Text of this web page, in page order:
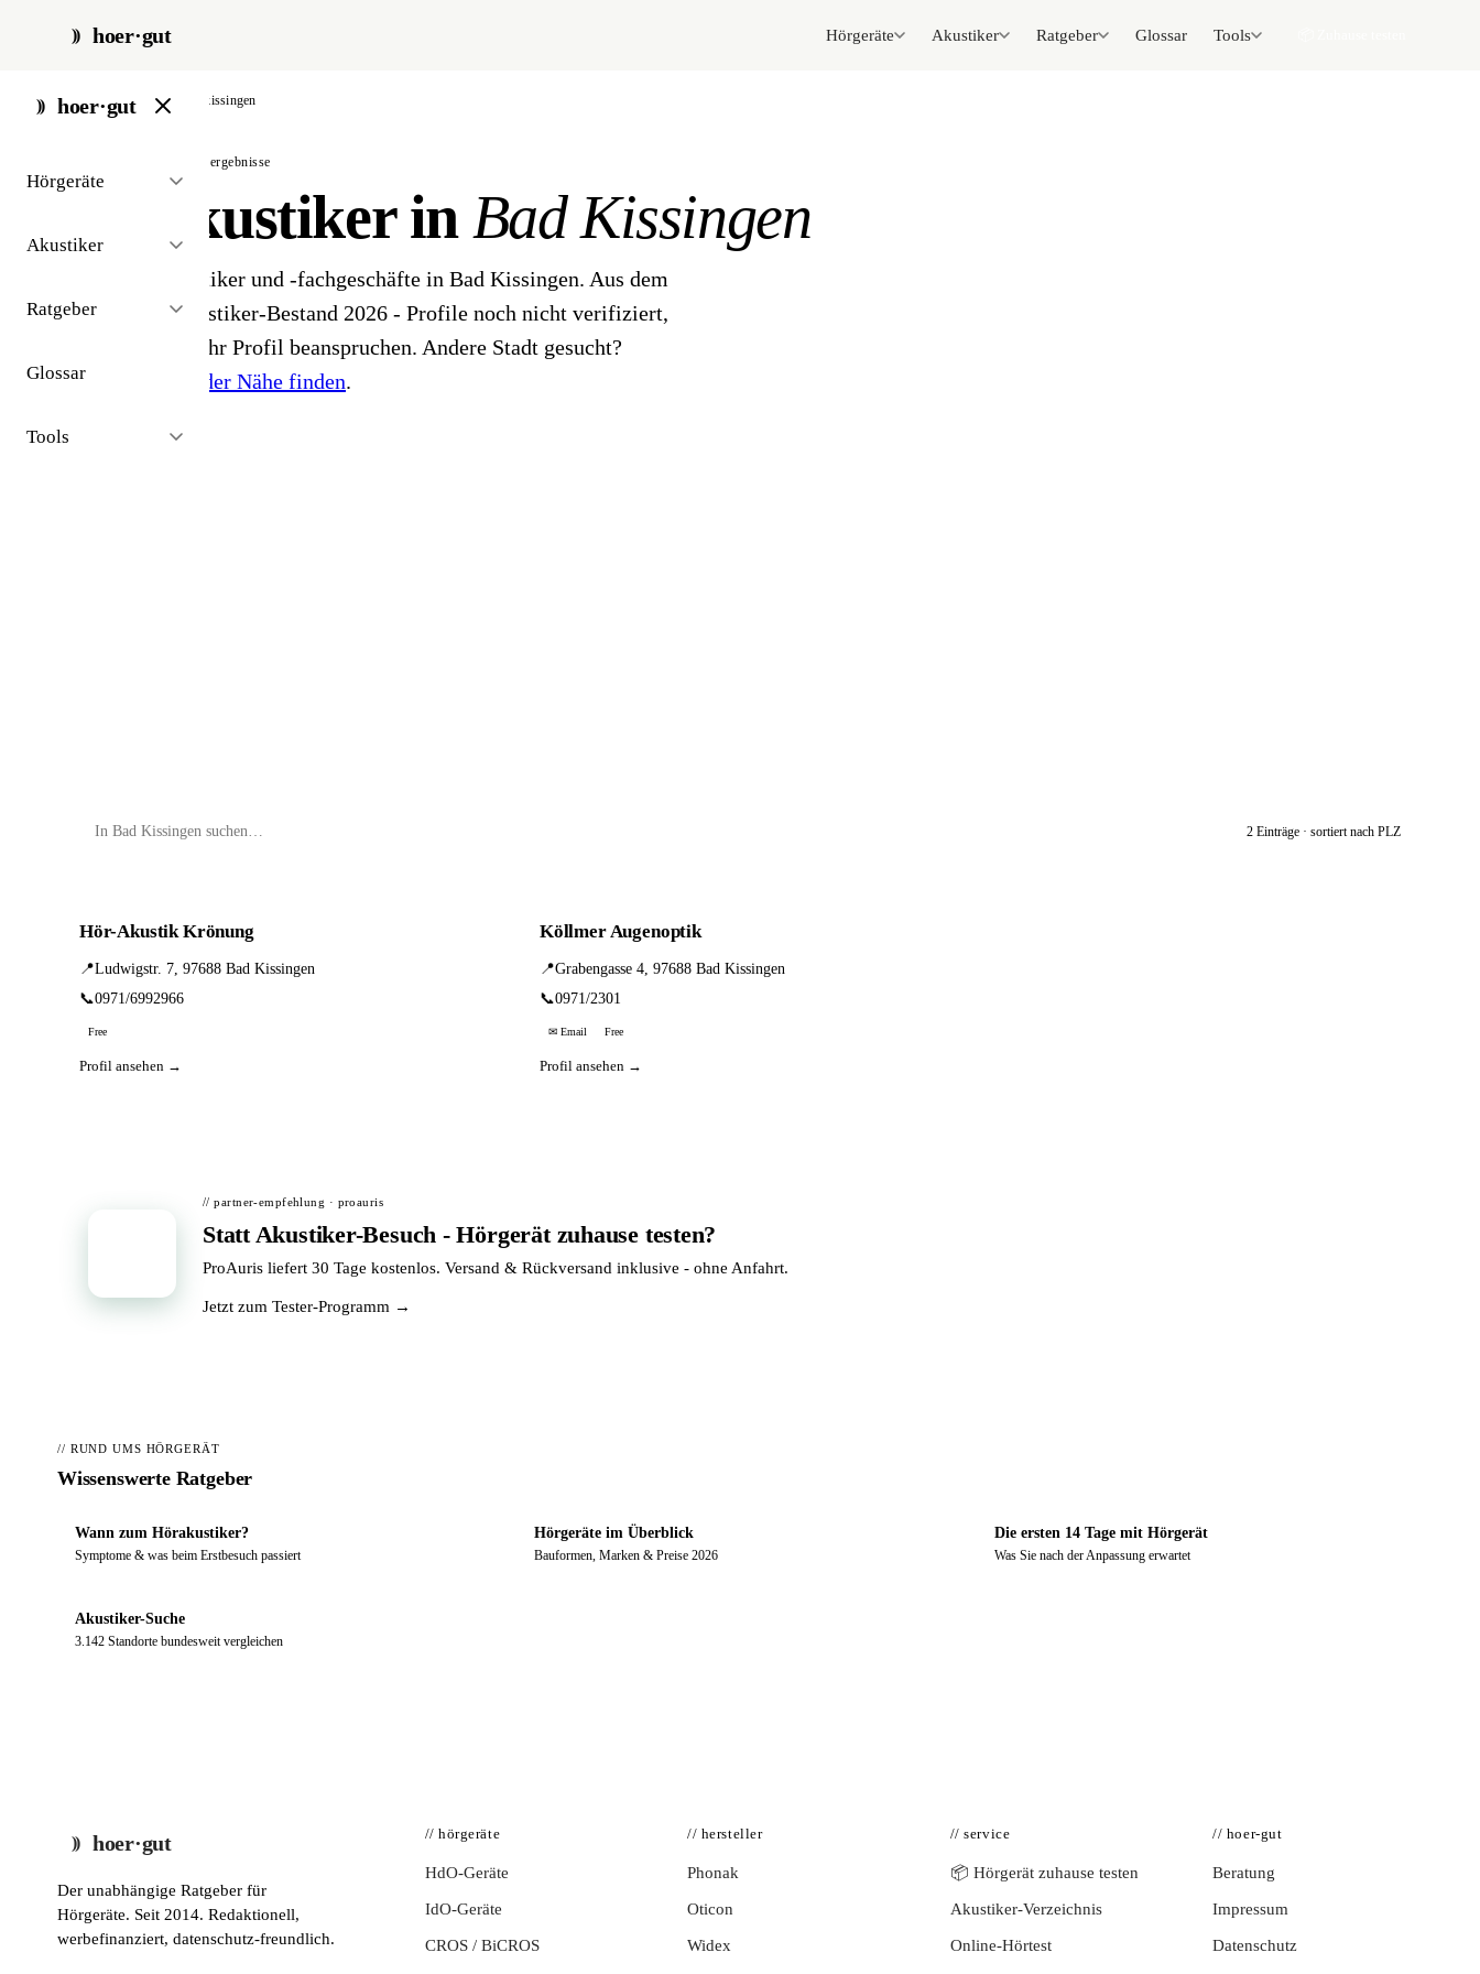
hoer·gut Hörgeräte Akustiker Ratgeber Glossar Tools
hoer·gut
Hörgeräte
Akustiker
Ratgeber
Glossar
Tools
start / akustiker / bad-kissingen
// stadt · bad kissingen · 2 ergebnisse
Hörakustiker inBad Kissingen
2 Hörgeräteakustiker und -fachgeschäfte in Bad Kissingen. Aus dem
öffentlichen Akustiker-Bestand 2026 - Profile noch nicht verifiziert,
Inhaber können ihr Profil beanspruchen. Andere Stadt gesucht?
Hörakustiker in der Nähe finden.
2 Einträge · sortiert nach PLZ
Hör-Akustik Krönung
📍Ludwigstr. 7, 97688 Bad Kissingen
📞0971/6992966
Free
Profil ansehen →
Köllmer Augenoptik
📍Grabengasse 4, 97688 Bad Kissingen
📞0971/2301
✉ Email Free
Profil ansehen →
// partner-empfehlung · proauris
Statt Akustiker-Besuch - Hörgerät zuhause testen?
ProAuris liefert 30 Tage kostenlos. Versand & Rückversand inklusive - ohne Anfahrt.
Jetzt zum Tester-Programm →
// RUND UMS HÖRGERÄT
Wissenswerte Ratgeber
Wann zum Hörakustiker?
Symptome & was beim Erstbesuch passiert
Hörgeräte im Überblick
Bauformen, Marken & Preise 2026
Die ersten 14 Tage mit Hörgerät
Was Sie nach der Anpassung erwartet
Akustiker-Suche
3.142 Standorte bundesweit vergleichen
hoer·gut
Der unabhängige Ratgeber für
Hörgeräte. Seit 2014. Redaktionell,
werbefinanziert, datenschutz-freundlich.
// hörgeräte
HdO-Geräte
IdO-Geräte
CROS / BiCROS
// hersteller
Phonak
Oticon
Widex
// service
📦 Hörgerät zuhause testen
Akustiker-Verzeichnis
Online-Hörtest
// hoer-gut
Beratung
Impressum
Datenschutz